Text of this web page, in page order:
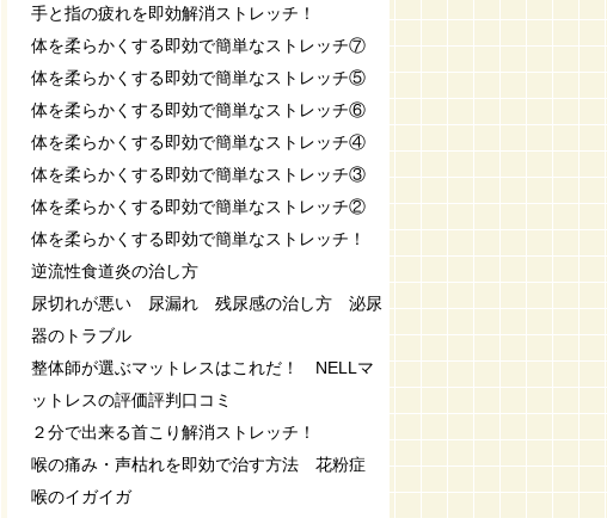
手と指の疲れを即効解消ストレッチ！
体を柔らかくする即効で簡単なストレッチ⑦
体を柔らかくする即効で簡単なストレッチ⑤
体を柔らかくする即効で簡単なストレッチ⑥
体を柔らかくする即効で簡単なストレッチ④
体を柔らかくする即効で簡単なストレッチ③
体を柔らかくする即効で簡単なストレッチ②
体を柔らかくする即効で簡単なストレッチ！
逆流性食道炎の治し方
尿切れが悪い 尿漏れ 残尿感の治し方 泌尿
器のトラブル
整体師が選ぶマットレスはこれだ！ NELLマ
ットレスの評価評判口コミ
２分で出来る首こり解消ストレッチ！
喉の痛み・声枯れを即効で治す方法 花粉症
喉のイガイガ